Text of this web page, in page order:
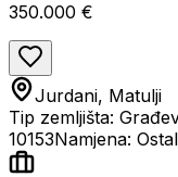
350.000 €
Jurdani, Matulji
Tip zemljišta:
10153Namjena: